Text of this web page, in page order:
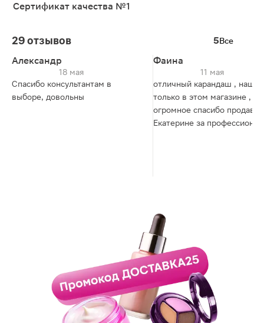
Сертификат качества №1
29 отзывов 5Все
Александр
18 мая
Спасибо консультантам в
выборе, довольны
Фаина
11 мая
отличный карандаш , нашла
только в этом магазине ,
огромное спасибо продавцу
Екатерине за